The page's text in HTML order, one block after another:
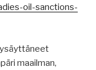
oil-sanctions-
maailman,